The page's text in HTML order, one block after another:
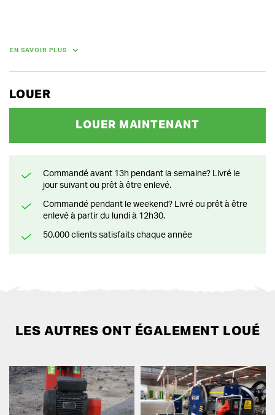
EN SAVOIR PLUS
LOUER
LOUER MAINTENANT
Commandé avant 13h pendant la semaine? Livré le
jour suivant ou prêt à être enlevé.
Commandé pendant le weekend? Livré ou prêt à être
enlevé à partir du lundi à 12h30.
50.000 clients satisfaits chaque année
LES AUTRES ONT ÉGALEMENT LOUÉ